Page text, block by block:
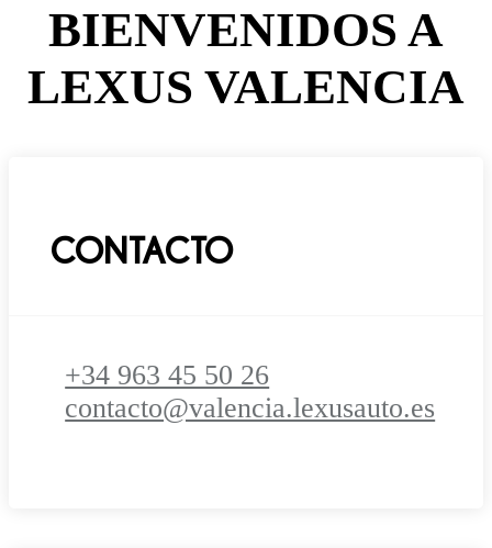
BIENVENIDOS A
LEXUS VALENCIA
CONTACTO
+34 963 45 50 26
contacto@valencia.lexusauto.es